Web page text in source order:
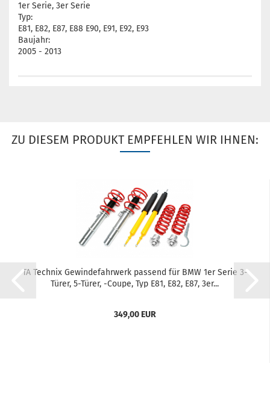
1er Serie, 3er Serie
Typ:
E81, E82, E87, E88 E90, E91, E92, E93
Baujahr:
2005 - 2013
ZU DIESEM PRODUKT EMPFEHLEN WIR IHNEN:
TA Tech­nix Ge­win­de­fahr­werk pas­send für BMW 1er Serie 3-​
Türer, 5-​Türer, -​Coupe, Typ E81, E82, E87, 3er...
349,00 EUR